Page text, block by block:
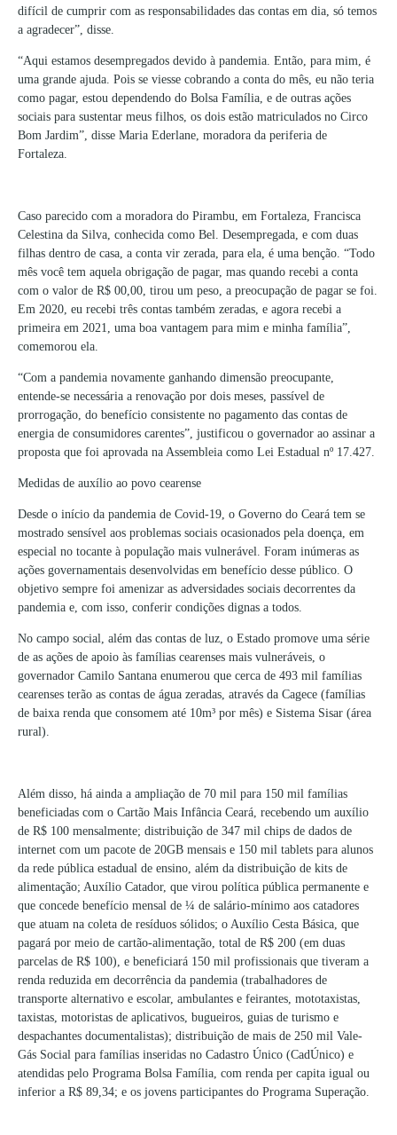
difícil de cumprir com as responsabilidades das contas em dia, só temos
a agradecer”, disse.
“Aqui estamos desempregados devido à pandemia. Então, para mim, é
uma grande ajuda. Pois se viesse cobrando a conta do mês, eu não teria
como pagar, estou dependendo do Bolsa Família, e de outras ações
sociais para sustentar meus filhos, os dois estão matriculados no Circo
Bom Jardim”, disse Maria Ederlane, moradora da periferia de
Fortaleza.
Caso parecido com a moradora do Pirambu, em Fortaleza, Francisca
Celestina da Silva, conhecida como Bel. Desempregada, e com duas
filhas dentro de casa, a conta vir zerada, para ela, é uma benção. “Todo
mês você tem aquela obrigação de pagar, mas quando recebi a conta
com o valor de R$ 00,00, tirou um peso, a preocupação de pagar se foi.
Em 2020, eu recebi três contas também zeradas, e agora recebi a
primeira em 2021, uma boa vantagem para mim e minha família”,
comemorou ela.
“Com a pandemia novamente ganhando dimensão preocupante,
entende-se necessária a renovação por dois meses, passível de
prorrogação, do benefício consistente no pagamento das contas de
energia de consumidores carentes”, justificou o governador ao assinar a
proposta que foi aprovada na Assembleia como Lei Estadual nº 17.427.
Medidas de auxílio ao povo cearense
Desde o início da pandemia de Covid-19, o Governo do Ceará tem se
mostrado sensível aos problemas sociais ocasionados pela doença, em
especial no tocante à população mais vulnerável. Foram inúmeras as
ações governamentais desenvolvidas em benefício desse público. O
objetivo sempre foi amenizar as adversidades sociais decorrentes da
pandemia e, com isso, conferir condições dignas a todos.
No campo social, além das contas de luz, o Estado promove uma série
de as ações de apoio às famílias cearenses mais vulneráveis, o
governador Camilo Santana enumerou que cerca de 493 mil famílias
cearenses terão as contas de água zeradas, através da Cagece (famílias
de baixa renda que consomem até 10m³ por mês) e Sistema Sisar (área
rural).
Além disso, há ainda a ampliação de 70 mil para 150 mil famílias
beneficiadas com o Cartão Mais Infância Ceará, recebendo um auxílio
de R$ 100 mensalmente; distribuição de 347 mil chips de dados de
internet com um pacote de 20GB mensais e 150 mil tablets para alunos
da rede pública estadual de ensino, além da distribuição de kits de
alimentação; Auxílio Catador, que virou política pública permanente e
que concede benefício mensal de ¼ de salário-mínimo aos catadores
que atuam na coleta de resíduos sólidos; o Auxílio Cesta Básica, que
pagará por meio de cartão-alimentação, total de R$ 200 (em duas
parcelas de R$ 100), e beneficiará 150 mil profissionais que tiveram a
renda reduzida em decorrência da pandemia (trabalhadores de
transporte alternativo e escolar, ambulantes e feirantes, mototaxistas,
taxistas, motoristas de aplicativos, bugueiros, guias de turismo e
despachantes documentalistas); distribuição de mais de 250 mil Vale-
Gás Social para famílias inseridas no Cadastro Único (CadÚnico) e
atendidas pelo Programa Bolsa Família, com renda per capita igual ou
inferior a R$ 89,34; e os jovens participantes do Programa Superação.